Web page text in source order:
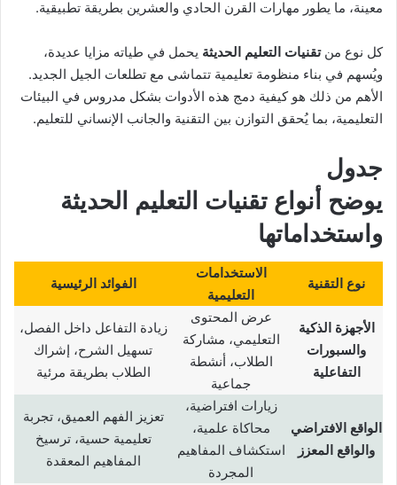
معينة، ما يطور مهارات القرن الحادي والعشرين بطريقة تطبيقية.
كل نوع منتقنيات التعليم الحديثة يحمل في طياته مزايا عديدة،
ويُسهم في بناء منظومة تعليمية تتماشى مع تطلعات الجيل الجديد.
الأهم من ذلك هو كيفية دمج هذه الأدوات بشكل مدروس في البيئات
التعليمية، بما يُحقق التوازن بين التقنية والجانب الإنساني للتعليم.
جدول
يوضح أنواع تقنيات التعليم الحديثة
واستخداماتها
نوع التقنية
الاستخدامات
التعليمية
الفوائد الرئيسية
الأجهزة الذكية
والسبورات
التفاعلية
عرض المحتوى
التعليمي، مشاركة
الطلاب، أنشطة
جماعية
زيادة التفاعل داخل الفصل،
تسهيل الشرح، إشراك
الطلاب بطريقة مرئية
الواقع الافتراضي
والواقع المعزز
زيارات افتراضية،
محاكاة علمية،
استكشاف المفاهيم
المجردة
تعزيز الفهم العميق، تجربة
تعليمية حسية، ترسيخ
المفاهيم المعقدة